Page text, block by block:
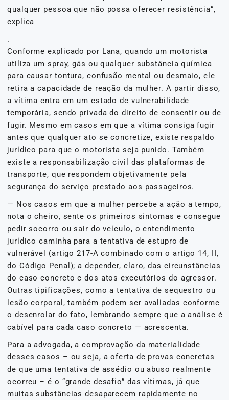
qualquer pessoa que não possa oferecer resistência”,
explica
.
Conforme explicado por Lana, quando um motorista
utiliza um spray, gás ou qualquer substância química
para causar tontura, confusão mental ou desmaio, ele
retira a capacidade de reação da mulher. A partir disso,
a vítima entra em um estado de vulnerabilidade
temporária, sendo privada do direito de consentir ou de
fugir. Mesmo em casos em que a vítima consiga fugir
antes que qualquer ato se concretize, existe respaldo
jurídico para que o motorista seja punido. Também
existe a responsabilização civil das plataformas de
transporte, que respondem objetivamente pela
segurança do serviço prestado aos passageiros.
— Nos casos em que a mulher percebe a ação a tempo,
nota o cheiro, sente os primeiros sintomas e consegue
pedir socorro ou sair do veículo, o entendimento
jurídico caminha para a tentativa de estupro de
vulnerável (artigo 217-A combinado com o artigo 14, II,
do Código Penal); a depender, claro, das circunstâncias
do caso concreto e dos atos executórios do agressor.
Outras tipificações, como a tentativa de sequestro ou
lesão corporal, também podem ser avaliadas conforme
o desenrolar do fato, lembrando sempre que a análise é
cabível para cada caso concreto — acrescenta.
Para a advogada, a comprovação da materialidade
desses casos – ou seja, a oferta de provas concretas
de que uma tentativa de assédio ou abuso realmente
ocorreu – é o “grande desafio” das vítimas, já que
muitas substâncias desaparecem rapidamente no